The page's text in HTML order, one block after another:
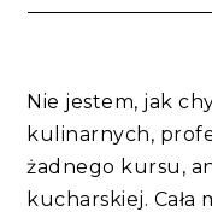
Nie jestem, jak
kulinarnych,
żadnego kursu,
kucharskiej.